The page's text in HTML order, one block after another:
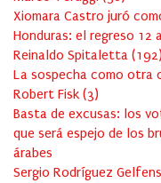
Xiomara Castro juró
Honduras: el regreso 12
Reinaldo Spitaletta (192)
La sospecha como otra
Robert Fisk (3)
Basta de excusas: los
que será espejo de los
árabes
Sergio Rodríguez